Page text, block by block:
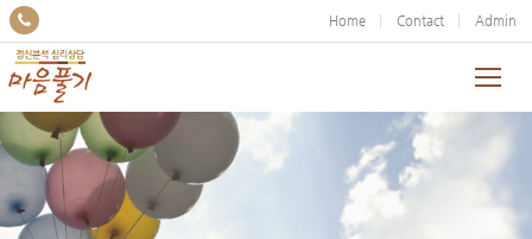
Home Contact Admin